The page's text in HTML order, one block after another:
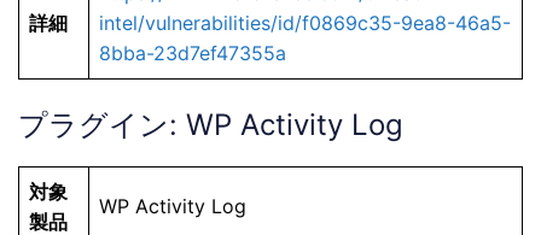
詳細
intel/vulnerabilities/id/f0869c35-9ea8-46a5-
8bba-23d7ef47355a
プラグイン: WP Activity Log
対象
製品
WP Activity Log